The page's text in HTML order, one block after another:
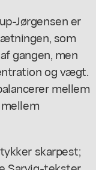
Jørgensen er
som
gangen, men
og vægt.
mellem
skarpest;